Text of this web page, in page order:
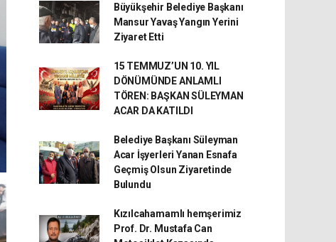
Büyükşehir Belediye Başkanı
Mansur Yavaş Yangın Yerini
Ziyaret Etti
15 TEMMUZ’UN 10. YIL
DÖNÜMÜNDE ANLAMLI
TÖREN: BAŞKAN SÜLEYMAN
ACAR DA KATILDI
Belediye Başkanı Süleyman
Acar İşyerleri Yanan Esnafa
Geçmiş Olsun Ziyaretinde
Bulundu
Kızılcahamamlı hemşerimiz
Prof. Dr. Mustafa Can